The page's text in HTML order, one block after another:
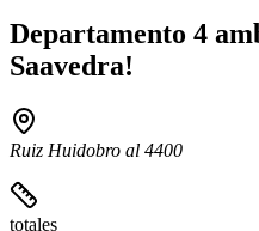
Departamento 4
Saavedra!
Ruiz Huidobro al 4400
totales